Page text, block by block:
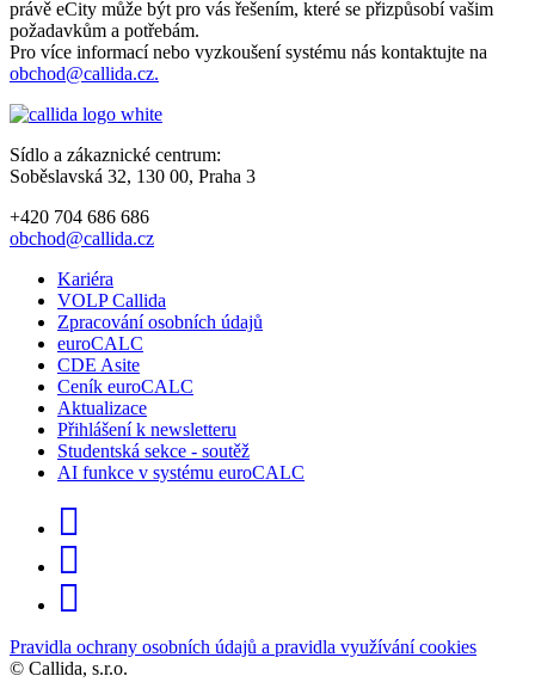
právě eCity může být pro vás řešením, které se přizpůsobí vašim
požadavkům a potřebám.
Pro více informací nebo vyzkoušení systému nás kontaktujte na
obchod@callida.cz.
Sídlo a zákaznické centrum:
Soběslavská 32, 130 00, Praha 3
+420 704 686 686
obchod@callida.cz
Kariéra
VOLP Callida
Zpracování osobních údajů
euroCALC
CDE Asite
Ceník euroCALC
Aktualizace
Přihlášení k newsletteru
Studentská sekce - soutěž
AI funkce v systému euroCALC
Pravidla ochrany osobních údajů a pravidla využívání cookies
© Callida, s.r.o.